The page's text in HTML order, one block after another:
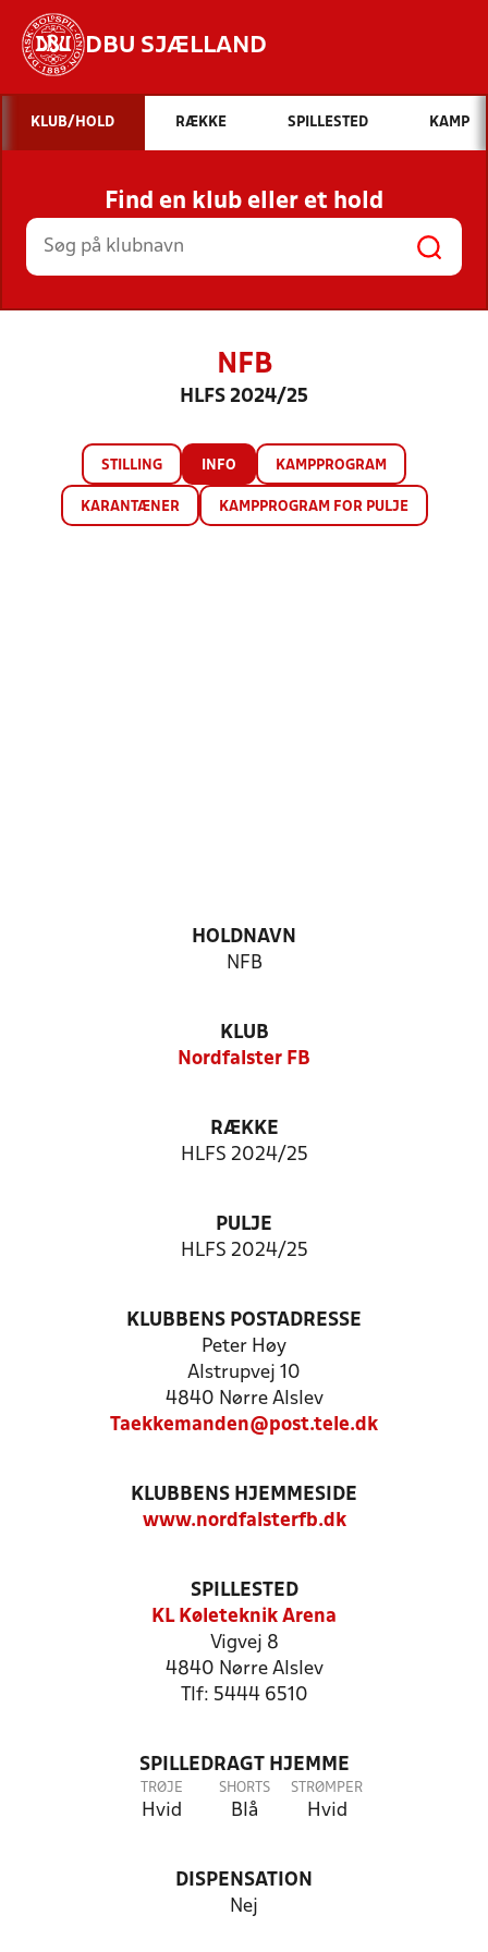
DBU SJÆLLAND
Hvad vil du søge efter?
INDHOLD OG NYHEDER
STILLINGER, RESULTATER, KLUBBER OG
HOLD
KLUB/HOLD RÆKKE SPILLESTED KAMP
Find en klub eller et hold
NFB
HLFS 2024/25
STILLING INFO KAMPPROGRAM
KARANTÆNER KAMPPROGRAM FOR PULJE
HOLDNAVN
NFB
KLUB
Nordfalster FB
RÆKKE
HLFS 2024/25
PULJE
HLFS 2024/25
KLUBBENS POSTADRESSE
Peter Høy
Alstrupvej 10
4840 Nørre Alslev
Taekkemanden@post.tele.dk
KLUBBENS HJEMMESIDE
www.nordfalsterfb.dk
SPILLESTED
KL Køleteknik Arena
Vigvej 8
4840 Nørre Alslev
Tlf: 5444 6510
SPILLEDRAGT HJEMME
TRØJE
Hvid
SHORTS
Blå
STRØMPER
Hvid
DISPENSATION
Nej